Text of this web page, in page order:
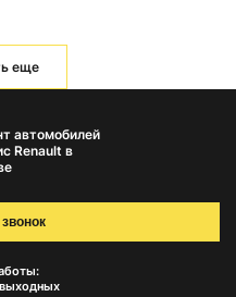
еще
автомобилей
Renault в